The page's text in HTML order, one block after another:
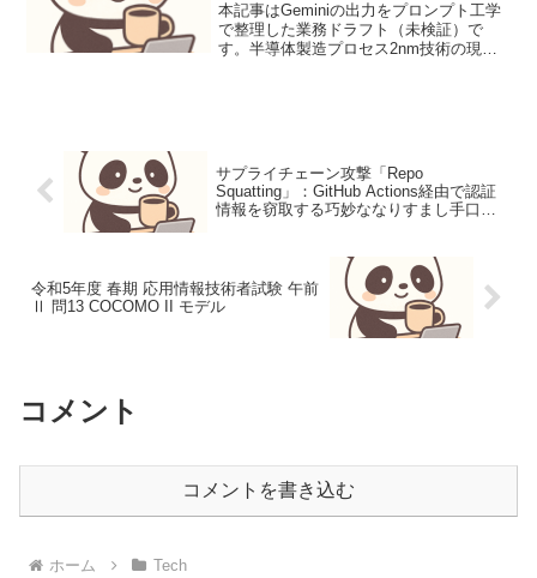
本記事はGeminiの出力をプロンプト工学
で整理した業務ドラフト（未検証）で
す。半導体製造プロセス2nm技術の現状
サプライチェーン攻撃「Repo
Squatting」：GitHub Actions経由で認証
情報を窃取する巧妙ななりすまし手口と
令和5年度 春期 応用情報技術者試験 午前
Ⅱ 問13 COCOMO II モデル
コメント
コメントを書き込む
ホーム Tech